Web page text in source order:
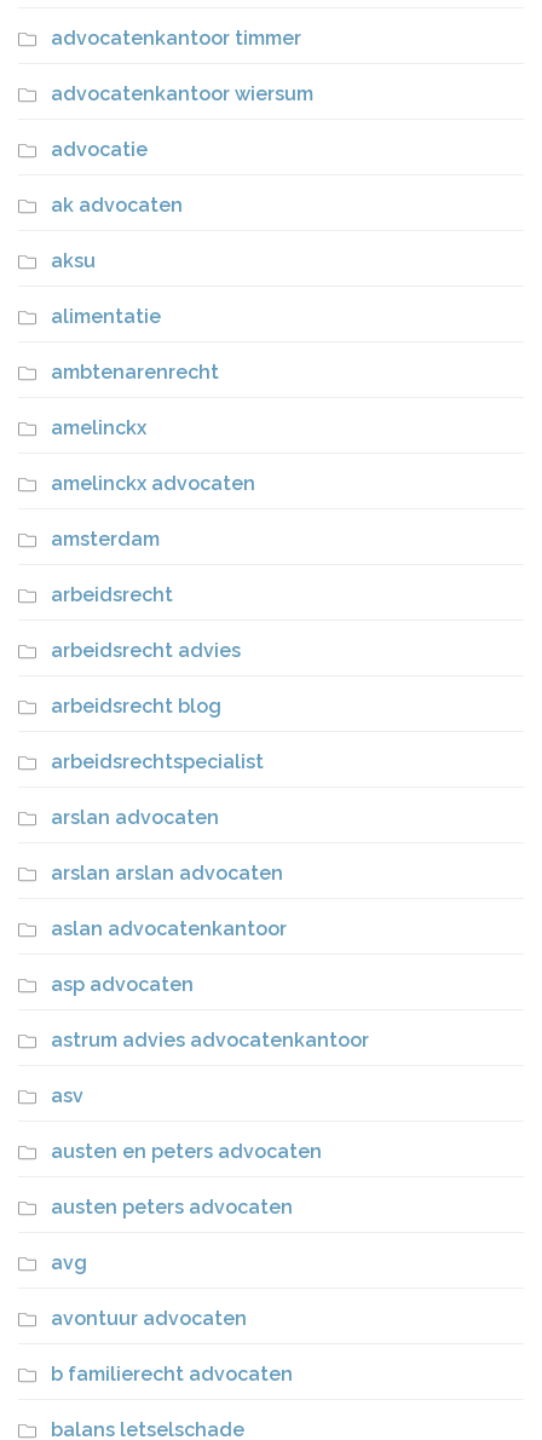
advocatenkantoor timmer
advocatenkantoor wiersum
advocatie
ak advocaten
aksu
alimentatie
ambtenarenrecht
amelinckx
amelinckx advocaten
amsterdam
arbeidsrecht
arbeidsrecht advies
arbeidsrecht blog
arbeidsrechtspecialist
arslan advocaten
arslan arslan advocaten
aslan advocatenkantoor
asp advocaten
astrum advies advocatenkantoor
asv
austen en peters advocaten
austen peters advocaten
avg
avontuur advocaten
b familierecht advocaten
balans letselschade